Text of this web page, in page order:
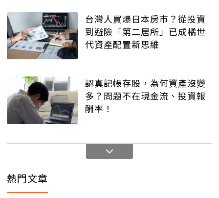
台灣人買爆日本房市？從投資
到避險「第二居所」已成橘世
代資產配置新思維
認真記帳存股，為何資產沒變
多？問題不在現金流、投資報
酬率！
熱門文章